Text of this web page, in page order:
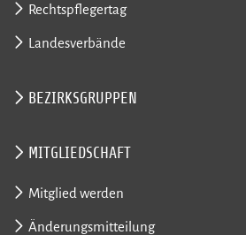
Rechtspflegertag
Landesverbände
BEZIRKSGRUPPEN
MITGLIEDSCHAFT
Mitglied werden
Änderungsmitteilung